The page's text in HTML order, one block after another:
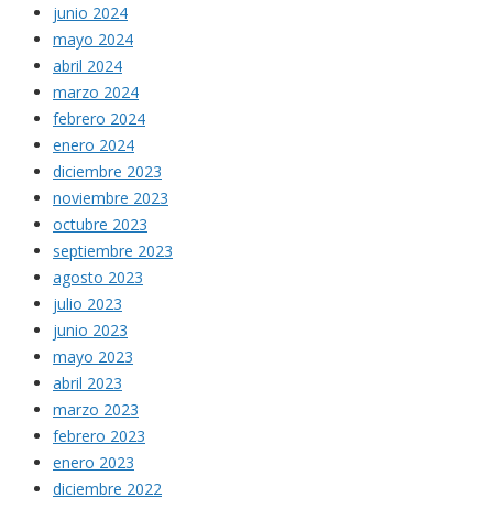
junio 2024
mayo 2024
abril 2024
marzo 2024
febrero 2024
enero 2024
diciembre 2023
noviembre 2023
octubre 2023
septiembre 2023
agosto 2023
julio 2023
junio 2023
mayo 2023
abril 2023
marzo 2023
febrero 2023
enero 2023
diciembre 2022